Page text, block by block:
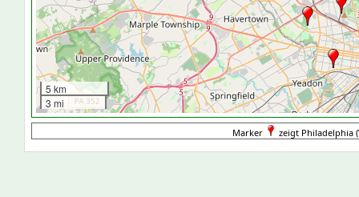
5 km
3 mi
Marker zeigt Philadelphia